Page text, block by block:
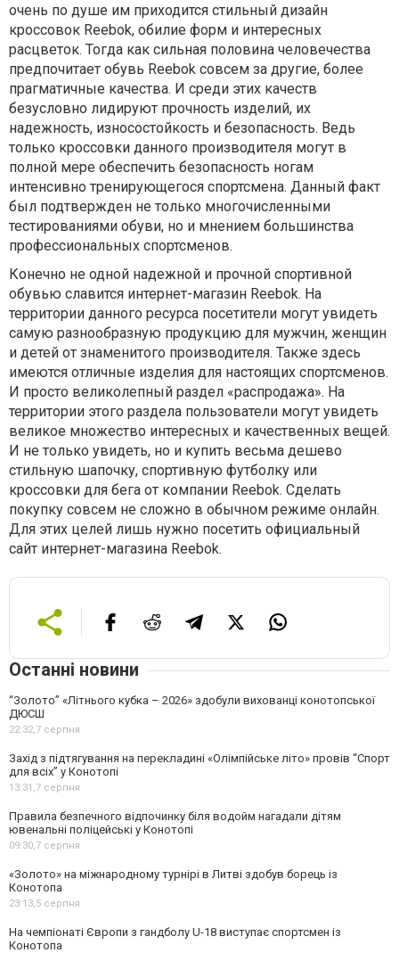
очень по душе им приходится стильный дизайн
кроссовок Reebok, обилие форм и интересных
расцветок. Тогда как сильная половина человечества
предпочитает обувь Reebok совсем за другие, более
прагматичные качества. И среди этих качеств
безусловно лидируют прочность изделий, их
надежность, износостойкость и безопасность. Ведь
только кроссовки данного производителя могут в
полной мере обеспечить безопасность ногам
интенсивно тренирующегося спортсмена. Данный факт
был подтвержден не только многочисленными
тестированиями обуви, но и мнением большинства
профессиональных спортсменов.
Конечно не одной надежной и прочной спортивной
обувью славится интернет-магазин Reebok. На
территории данного ресурса посетители могут увидеть
самую разнообразную продукцию для мужчин, женщин
и детей от знаменитого производителя. Также здесь
имеются отличные изделия для настоящих спортсменов.
И просто великолепный раздел «распродажа». На
территории этого раздела пользователи могут увидеть
великое множество интересных и качественных вещей.
И не только увидеть, но и купить весьма дешево
стильную шапочку, спортивную футболку или
кроссовки для бега от компании Reebok. Сделать
покупку совсем не сложно в обычном режиме онлайн.
Для этих целей лишь нужно посетить официальный
сайт интернет-магазина Reebok.
Останні новини
“Золото” «Літнього кубка – 2026» здобули вихованці конотопської
ДЮСШ
22:32,7 серпня
Захід з підтягування на перекладині «Олімпійське літо» провів “Спорт
для всіх” у Конотопі
13:31,7 серпня
Правила безпечного відпочинку біля водойм нагадали дітям
ювенальні поліцейські у Конотопі
09:30,7 серпня
«Золото» на міжнародному турнірі в Литві здобув борець із
Конотопа
23:13,5 серпня
На чемпіонаті Європи з гандболу U-18 виступає спортсмен із
Конотопа